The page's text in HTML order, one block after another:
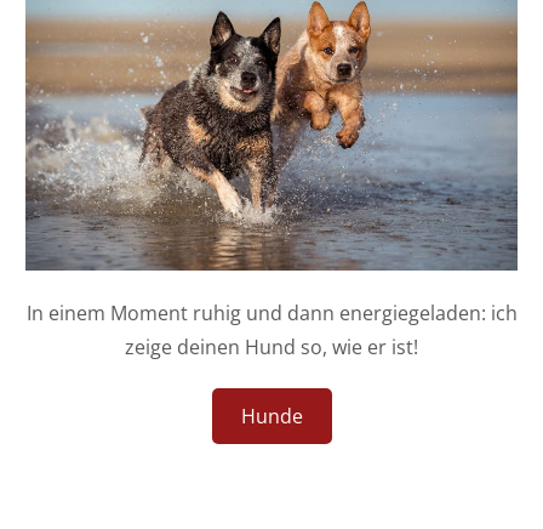
In einem Moment ruhig und dann energiegeladen: ich
zeige deinen Hund so, wie er ist!
Hunde